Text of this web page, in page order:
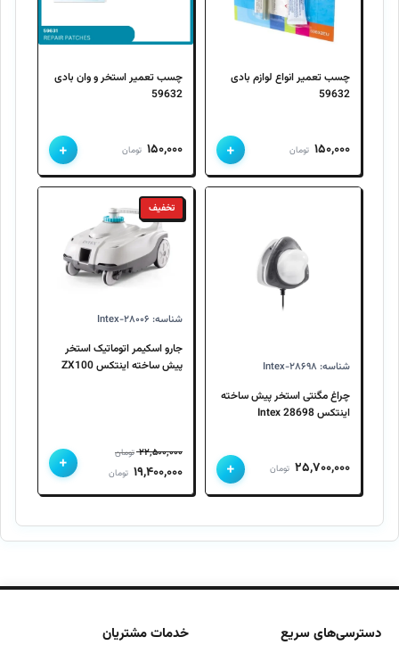
چسب تعمیر انواع لوازم بادی
59632
۱۵۰,۰۰۰ تومان +
چسب تعمیر استخر و وان بادی
59632
۱۵۰,۰۰۰ تومان +
شناسه: Intex-۲۸۶۹۸
چراغ مگنتی استخر پیش ساخته
اینتکس 28698 Intex
۲۵,۷۰۰,۰۰۰ تومان +
تخفیف
شناسه: Intex-۲۸۰۰۶
جارو اسکیمر اتوماتیک استخر
پیش ساخته اینتکس ZX100
۲۲,۵۰۰,۰۰۰ تومان
قیمت
اصلی
بود.
۱۹,۴۰۰,۰۰۰ تومانقیمت
فعلی
است.
+
دسترسی‌های سریع خدمات مشتریان